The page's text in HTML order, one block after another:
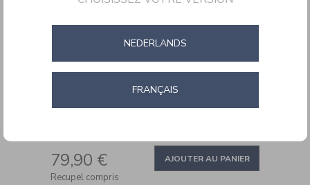
Blast
Go
cuisinart%C2%AE-
blast-
and-
go-
ADD
TO
CART
PRODUCT
ACTIONS
79,90 €
Recupel compris
AJOUTER AU PANIER
NEDERLANDS
FRANÇAIS